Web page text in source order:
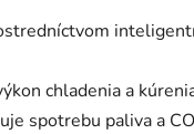
chladenia a
spotrebu paliva a